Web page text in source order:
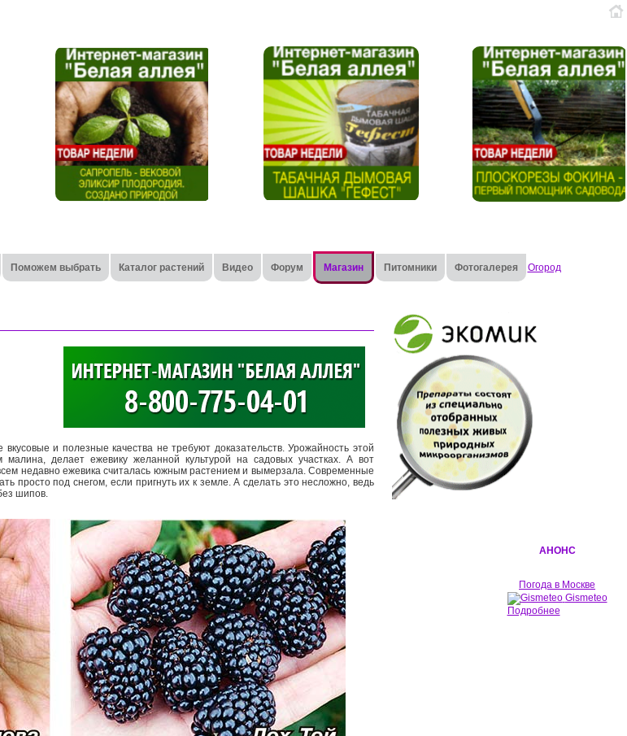
Поможем выбрать Каталог растений Видео Форум Магазин Питомники Фотогалерея Огород
и полезные качества не требуют доказательств. Урожайность этой
делает ежевику желанной культурой на садовых участках. А вот
недавно ежевика считалась южным растением и вымерзала. Современные
просто под снегом, если пригнуть их к земле. А сделать это несложно, ведь
шипов.
АНОНС
Погода в Москве
Gismeteo
Подробнее